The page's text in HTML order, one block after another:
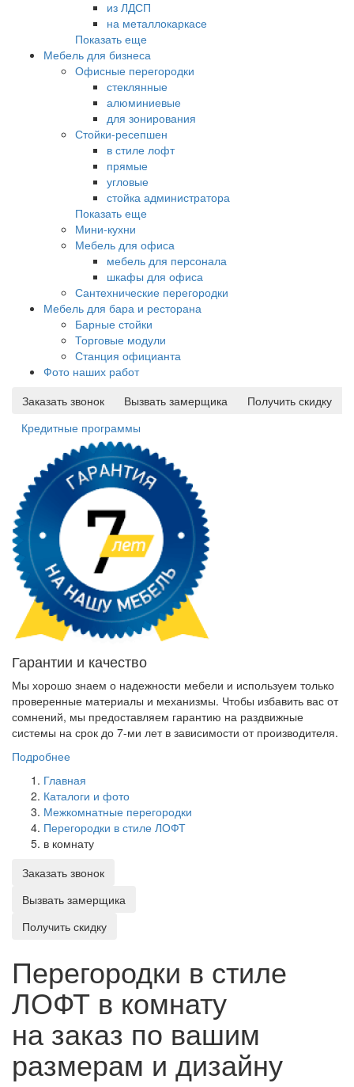
из ЛДСП
на металлокаркасе
Показать еще
Мебель для бизнеса
Офисные перегородки
стеклянные
алюминиевые
для зонирования
Стойки-ресепшен
в стиле лофт
прямые
угловые
стойка администратора
Показать еще
Мини-кухни
Мебель для офиса
мебель для персонала
шкафы для офиса
Сантехнические перегородки
Мебель для бара и ресторана
Барные стойки
Торговые модули
Станция официанта
Фото наших работ
Заказать звонок
Вызвать замерщика
Получить скидку
Кредитные программы
Гарантии и качество
Мы хорошо знаем о надежности мебели и используем только
проверенные материалы и механизмы. Чтобы избавить вас от
сомнений, мы предоставляем гарантию на раздвижные
системы на срок до 7-ми лет в зависимости от производителя.
Подробнее
Главная
Каталоги и фото
Межкомнатные перегородки
Перегородки в стиле ЛОФТ
в комнату
Заказать звонок
Вызвать замерщика
Получить скидку
Перегородки в стиле
ЛОФТ в комнату
на заказ по вашим
размерам и дизайну